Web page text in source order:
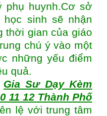
phụ huynh.Cơ sở
sinh sẽ nhận
thời gian của giáo
chú ý vào một
những yếu điểm
quả.
Gia Sư Dạy Kèm
11 12 Thành Phố
lệ với trung tâm